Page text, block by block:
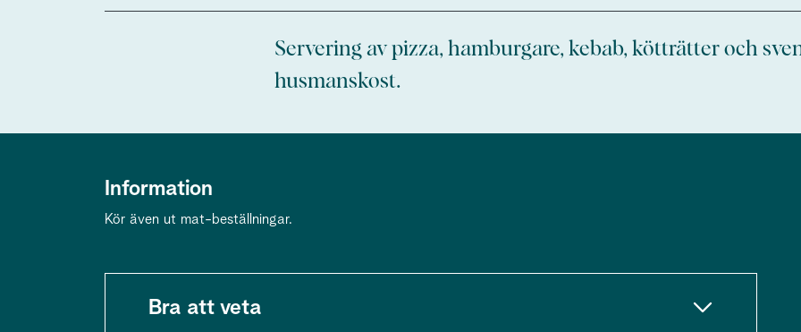
Servering av pizza, hamburgare, kebab, kötträtter och
husmanskost.
Information
Kör även ut mat-beställningar.
Bra att veta